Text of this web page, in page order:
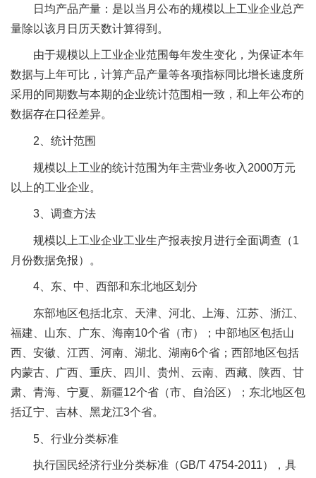
日均产品产量：是以当月公布的规模以上工业企业总产
量除以该月日历天数计算得到。
由于规模以上工业企业范围每年发生变化，为保证本年
数据与上年可比，计算产品产量等各项指标同比增长速度所
采用的同期数与本期的企业统计范围相一致，和上年公布的
数据存在口径差异。
2、统计范围
规模以上工业的统计范围为年主营业务收入2000万元
以上的工业企业。
3、调查方法
规模以上工业企业工业生产报表按月进行全面调查（1
月份数据免报）。
4、东、中、西部和东北地区划分
东部地区包括北京、天津、河北、上海、江苏、浙江、
福建、山东、广东、海南10个省（市）；中部地区包括山
西、安徽、江西、河南、湖北、湖南6个省；西部地区包括
内蒙古、广西、重庆、四川、贵州、云南、西藏、陕西、甘
肃、青海、宁夏、新疆12个省（市、自治区）；东北地区包
括辽宁、吉林、黑龙江3个省。
5、行业分类标准
执行国民经济行业分类标准（GB/T 4754-2011），具